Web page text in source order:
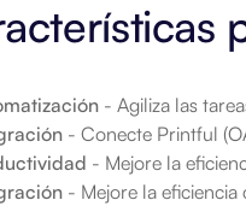
- Agiliza las
- Conecte Printful
- Mejore la
- Mejore la